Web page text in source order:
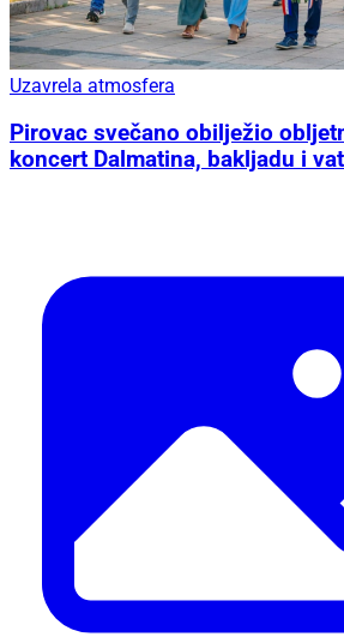
Uzavrela atmosfera
Pirovac svečano obilježio
koncert Dalmatina, bakljadu i